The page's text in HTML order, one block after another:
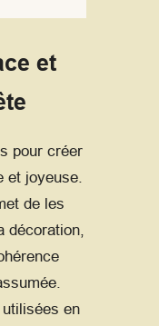
et
pour créer
et joyeuse.
de les
décoration,
en